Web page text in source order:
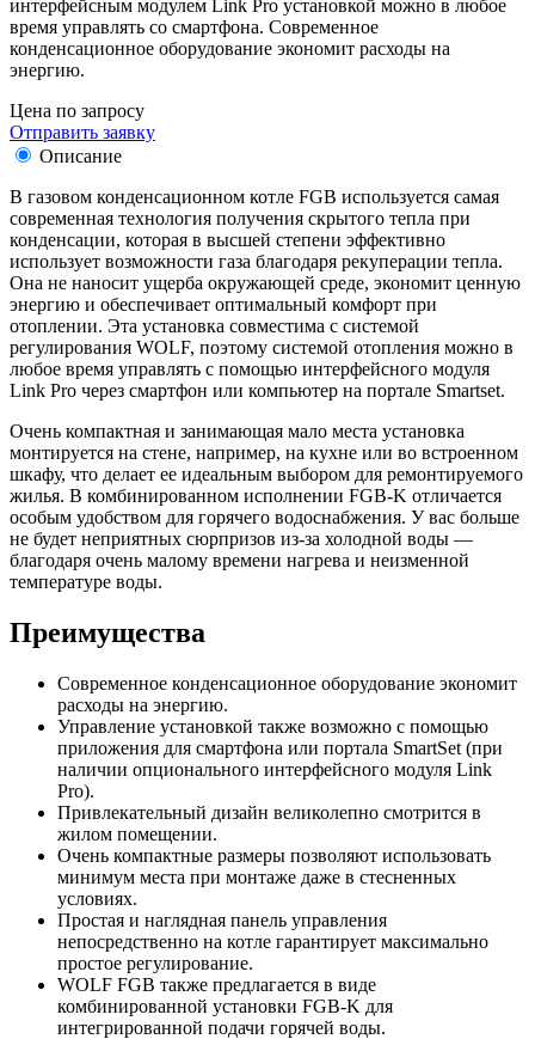
интерфейсным модулем Link Pro установкой можно в любое
время управлять со смартфона. Современное
конденсационное оборудование экономит расходы на
энергию.
Цена по запросу
Отправить заявку
Описание
В газовом конденсационном котле FGB используется самая
современная технология получения скрытого тепла при
конденсации, которая в высшей степени эффективно
использует возможности газа благодаря рекуперации тепла.
Она не наносит ущерба окружающей среде, экономит ценную
энергию и обеспечивает оптимальный комфорт при
отоплении. Эта установка совместима с системой
регулирования WOLF, поэтому системой отопления можно в
любое время управлять с помощью интерфейсного модуля
Link Pro через смартфон или компьютер на портале Smartset.
Очень компактная и занимающая мало места установка
монтируется на стене, например, на кухне или во встроенном
шкафу, что делает ее идеальным выбором для ремонтируемого
жилья. В комбинированном исполнении FGB-K отличается
особым удобством для горячего водоснабжения. У вас больше
не будет неприятных сюрпризов из-за холодной воды —
благодаря очень малому времени нагрева и неизменной
температуре воды.
Преимущества
Современное конденсационное оборудование экономит
расходы на энергию.
Управление установкой также возможно с помощью
приложения для смартфона или портала SmartSet (при
наличии опционального интерфейсного модуля Link
Pro).
Привлекательный дизайн великолепно смотрится в
жилом помещении.
Очень компактные размеры позволяют использовать
минимум места при монтаже даже в стесненных
условиях.
Простая и наглядная панель управления
непосредственно на котле гарантирует максимально
простое регулирование.
WOLF FGB также предлагается в виде
комбинированной установки FGB-K для
интегрированной подачи горячей воды.